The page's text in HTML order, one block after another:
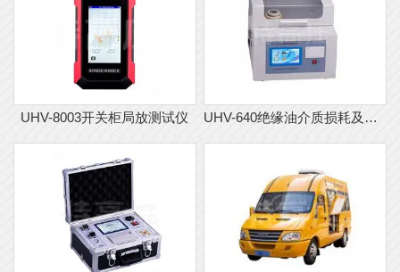
UHV-8003开关柜局放测试仪 UHV-640绝缘油介质损耗及体积电阻率测试仪